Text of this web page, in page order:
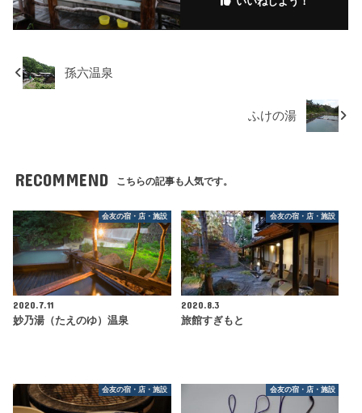
孫六温泉
ふけの湯
RECOMMEND こちらの記事も人気です。
会友の宿・店・施設
2020.7.11
妙乃湯（たえのゆ）温泉
会友の宿・店・施設
2020.8.3
旅館すぎもと
会友の宿・店・施設 会友の宿・店・施設